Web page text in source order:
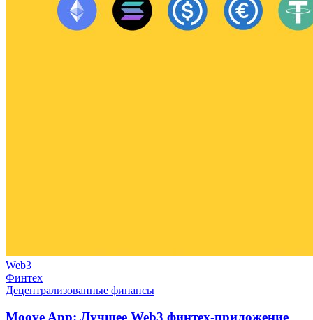
Web3
Финтех
Децентрализованные финансы
Moove App: Лучшее Web3 финтех-приложение